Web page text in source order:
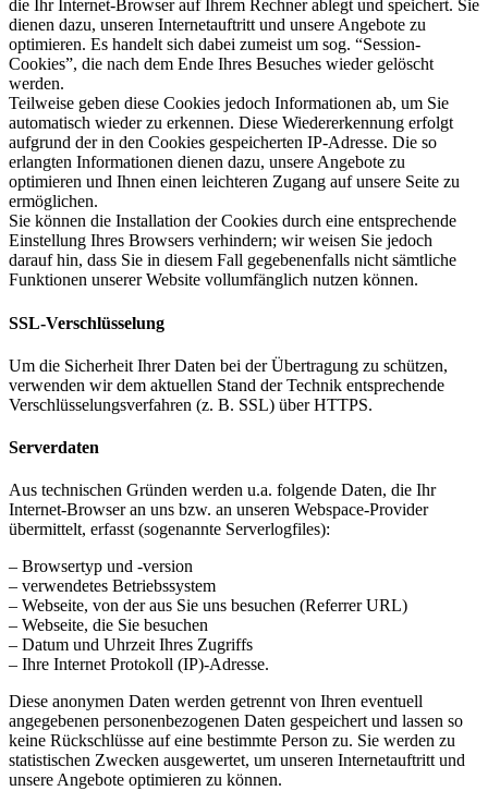
die Ihr Internet-Browser auf Ihrem Rechner ablegt und speichert. Sie
dienen dazu, unseren Internetauftritt und unsere Angebote zu
optimieren. Es handelt sich dabei zumeist um sog. “Session-
Cookies”, die nach dem Ende Ihres Besuches wieder gelöscht
werden.
Teilweise geben diese Cookies jedoch Informationen ab, um Sie
automatisch wieder zu erkennen. Diese Wiedererkennung erfolgt
aufgrund der in den Cookies gespeicherten IP-Adresse. Die so
erlangten Informationen dienen dazu, unsere Angebote zu
optimieren und Ihnen einen leichteren Zugang auf unsere Seite zu
ermöglichen.
Sie können die Installation der Cookies durch eine entsprechende
Einstellung Ihres Browsers verhindern; wir weisen Sie jedoch
darauf hin, dass Sie in diesem Fall gegebenenfalls nicht sämtliche
Funktionen unserer Website vollumfänglich nutzen können.
SSL-Verschlüsselung
Um die Sicherheit Ihrer Daten bei der Übertragung zu schützen,
verwenden wir dem aktuellen Stand der Technik entsprechende
Verschlüsselungsverfahren (z. B. SSL) über HTTPS.
Serverdaten
Aus technischen Gründen werden u.a. folgende Daten, die Ihr
Internet-Browser an uns bzw. an unseren Webspace-Provider
übermittelt, erfasst (sogenannte Serverlogfiles):
– Browsertyp und -version
– verwendetes Betriebssystem
– Webseite, von der aus Sie uns besuchen (Referrer URL)
– Webseite, die Sie besuchen
– Datum und Uhrzeit Ihres Zugriffs
– Ihre Internet Protokoll (IP)-Adresse.
Diese anonymen Daten werden getrennt von Ihren eventuell
angegebenen personenbezogenen Daten gespeichert und lassen so
keine Rückschlüsse auf eine bestimmte Person zu. Sie werden zu
statistischen Zwecken ausgewertet, um unseren Internetauftritt und
unsere Angebote optimieren zu können.